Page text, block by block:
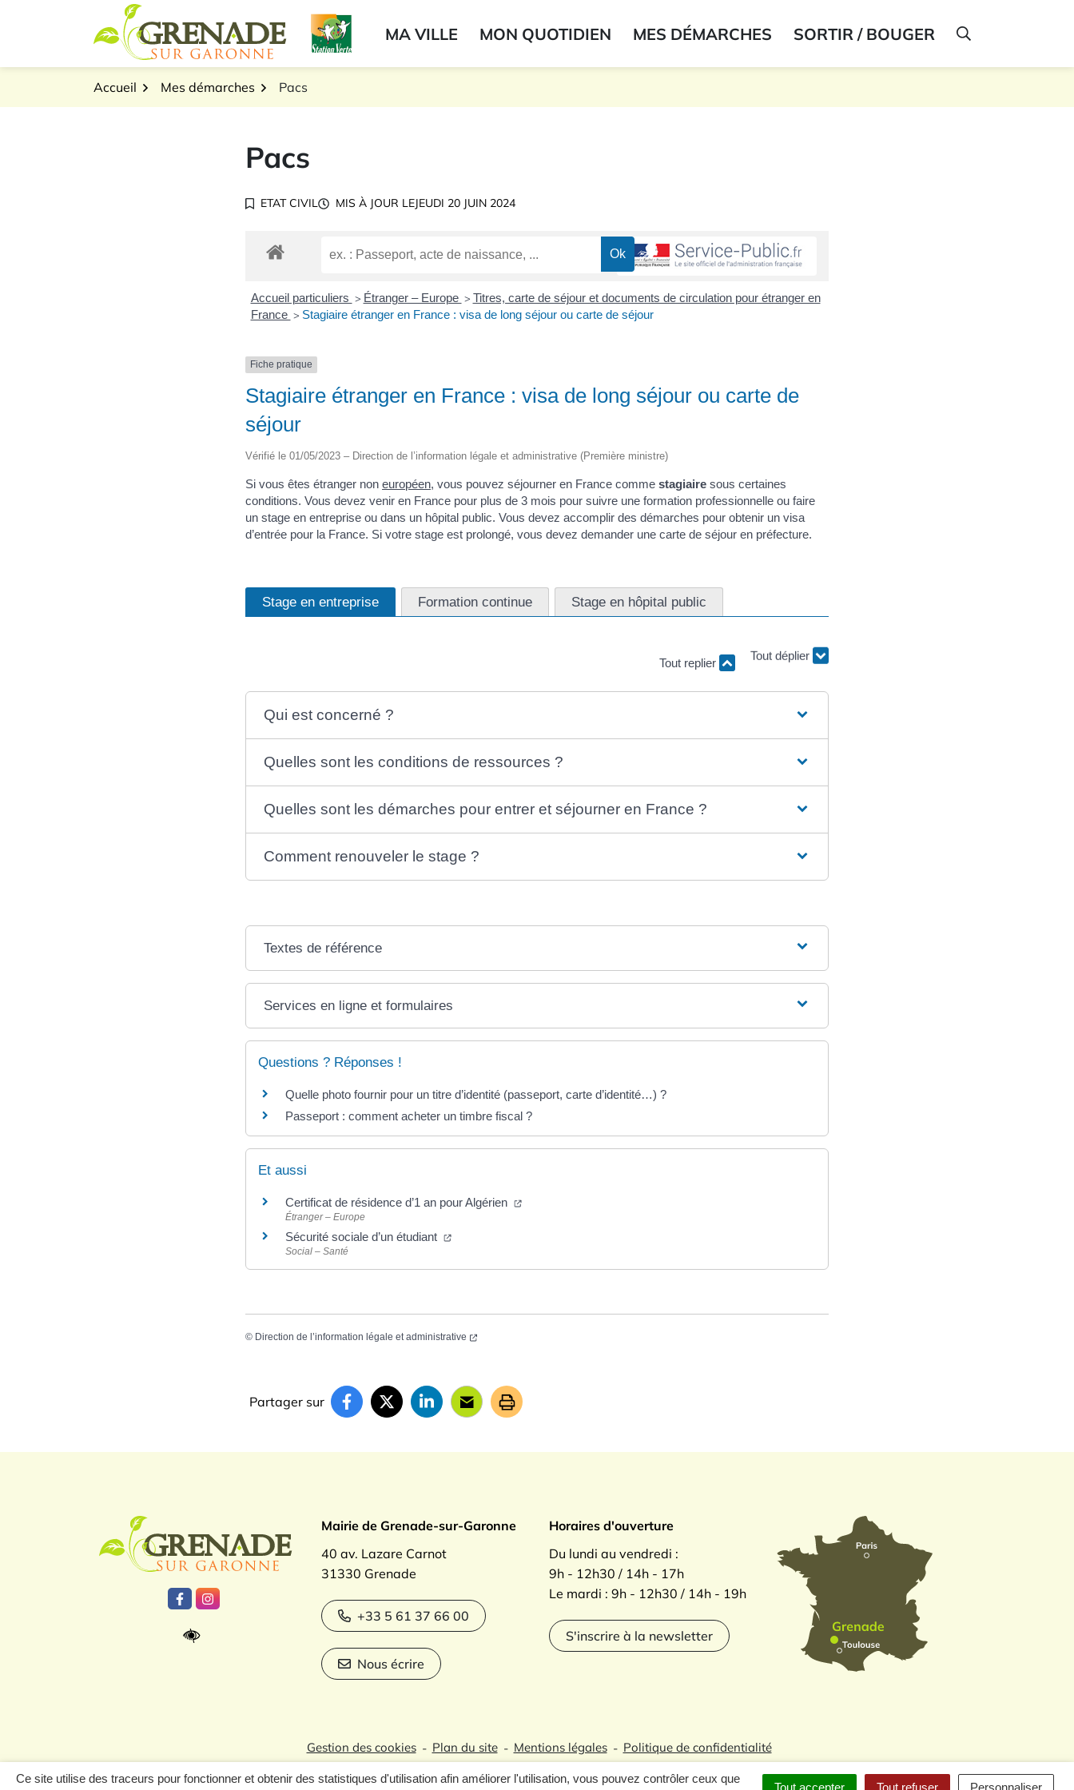
Ce site utilise des traceurs pour fonctionner et obtenir des statistiques d'utilisation afin améliorer l'utilisation, vous pouvez contrôler ceux que
Tout accepter Tout refuser Personnaliser
Logo Grenade sur GaronneMA VILLE MON QUOTIDIEN MES DÉMARCHES SORTIR / BOUGER AFFICHER LA
Accueil Mes démarches Pacs
Pacs
ETAT CIVIL MIS À JOUR LEJEUDI 20 JUIN 2024
Accueil particuliers > Étranger – Europe > Titres, carte de séjour et documents de circulation pour étranger en
France > Stagiaire étranger en France : visa de long séjour ou carte de séjour
Fiche pratique
Stagiaire étranger en France : visa de long séjour ou carte de
séjour
Vérifié le 01/05/2023 – Direction de l’information légale et administrative (Première ministre)
Si vous êtes étranger non européen, vous pouvez séjourner en France comme stagiaire sous certaines
conditions. Vous devez venir en France pour plus de 3 mois pour suivre une formation professionnelle ou faire
un stage en entreprise ou dans un hôpital public. Vous devez accomplir des démarches pour obtenir un visa
d’entrée pour la France. Si votre stage est prolongé, vous devez demander une carte de séjour en préfecture.
Stage en entreprise Formation continue Stage en hôpital public
Tout replier Tout déplier
Qui est concerné ?
Quelles sont les conditions de ressources ?
Quelles sont les démarches pour entrer et séjourner en France ?
Comment renouveler le stage ?
Textes de référence
Services en ligne et formulaires
Questions ? Réponses !
Quelle photo fournir pour un titre d’identité (passeport, carte d’identité…) ?
Passeport : comment acheter un timbre fiscal ?
Et aussi
Certificat de résidence d’1 an pour Algérien
Étranger – Europe
Sécurité sociale d’un étudiant
Social – Santé
© Direction de l’information légale et administrative
Partager sur
Logo Grenade sur Garonne
Lien vers le compte Facebook
Lien vers le compte Instagram
Mairie de Grenade-sur-Garonne
40 av. Lazare Carnot
31330 Grenade
+33 5 61 37 66 00
Nous écrire
Horaires d'ouverture
Du lundi au vendredi :
9h - 12h30 / 14h - 17h
Le mardi : 9h - 12h30 / 14h - 19h
S'inscrire à la newsletter
Gestion des cookies Plan du site Mentions légales Politique de confidentialité